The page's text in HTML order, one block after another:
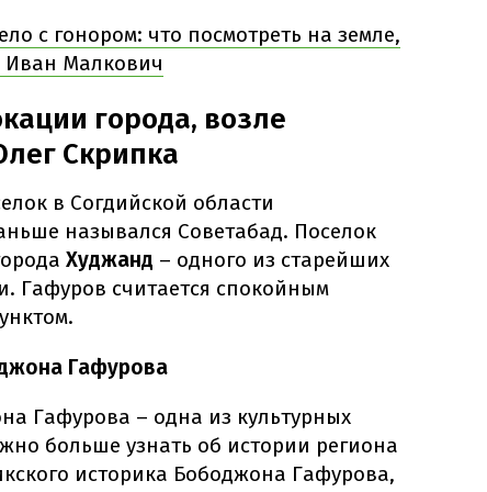
с гонором: что посмотреть на земле,
Иван Малкович
города, возле
Скрипка
в Согдийской области
назывался Советабад. Поселок
Худжанд – одного из старейших
Гафуров считается спокойным
Гафурова
Гафурова – одна из культурных
больше узнать об истории региона
историка Бободжона Гафурова,